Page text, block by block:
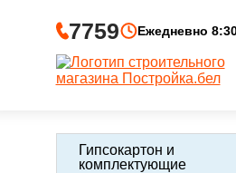
7759 Ежедневно
Гипсокартон и
комплектующие